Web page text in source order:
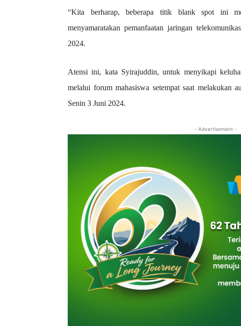
“Kita berharap, beberapa titik blank spot ini
menyamaratakan pemanfaatan jaringan
2024.
Atensi ini, kata Syirajuddin, untuk menyikapi
melalui forum mahasiswa setempat saat
Senin 3 Juni 2024.
- Advertisement -